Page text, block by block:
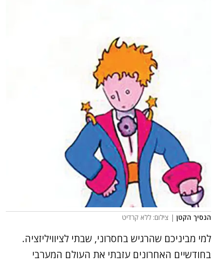
הנסיך הקטן | צילום: ללא קרדיט
למי מביניכם שהרגיש בחסרוני, שבתי לציוויליזציה.
בחודשיים האחרונים עזבתי את העולם המערבי